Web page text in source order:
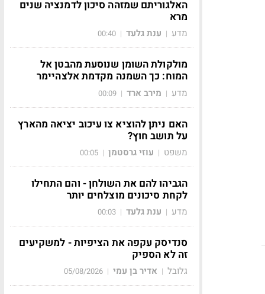
האלגוריתם שמזהה סיכון לדמנציה שנים
מרא
מדע | ענת גלעד |
00:40
מולקולת השומן שנוסעת מהבטן אל
המוח: כך השמנה מקדמת אלצהיימר
מדע | מירב ארד |
00:09
האם ניתן להוציא צו עיכוב יציאה מהארץ
על תושב חוץ?
משפט | עוזי גרסטמן |
00:05
הגביהו להם את השולחן - והם התחילו
לקחת סיכונים מוצלחים יותר
מדע | ענת גלעד |
00:03
סנדיסק עקפה את הציפיות - למשקיעים
זה לא הספיק
גלובל | אדיר בן עמי |
05/08/2026